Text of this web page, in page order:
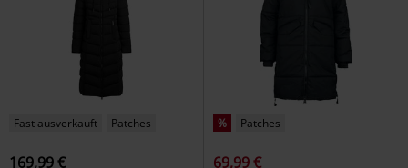
Fast ausverkauft Patches
169,99 €
% Patches
69,99 €